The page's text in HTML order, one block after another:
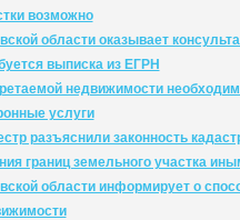
возможно
области оказывает
выписка из ЕГРН
недвижимости
услуги
разъяснили законность
границ земельного участка
области информирует о